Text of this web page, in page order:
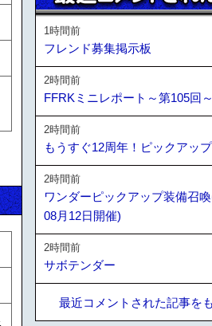
1時間前
フレンド募集掲示板
2時間前
FFRKミニレポート～第105回～
2時間前
もうすぐ12周年！ピックアッ
2時間前
ワンダーピックアップ装備召
08月12日開催)
2時間前
サボテンダー
最近コメントされた記事を